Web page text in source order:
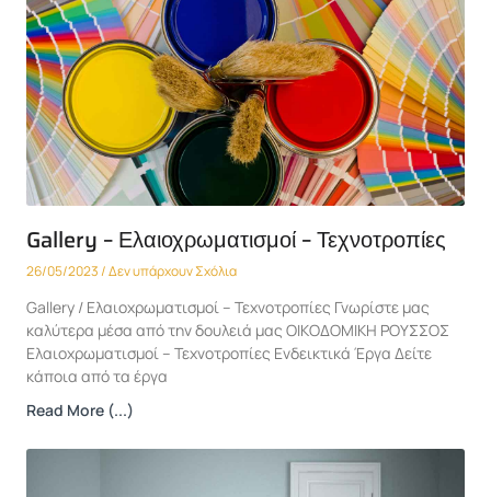
Gallery – Ελαιοχρωματισμοί – Τεχνοτροπίες
26/05/2023 Δεν υπάρχουν Σχόλια
Gallery / Ελαιοχρωματισμοί – Τεχνοτροπίες Γνωρίστε μας
καλύτερα μέσα από την δουλειά μας ΟΙΚΟΔΟΜΙΚΗ ΡΟΥΣΣΟΣ
Ελαιοχρωματισμοί – Τεχνοτροπίες Ενδεικτικά Έργα Δείτε
κάποια από τα έργα
Read More (...)